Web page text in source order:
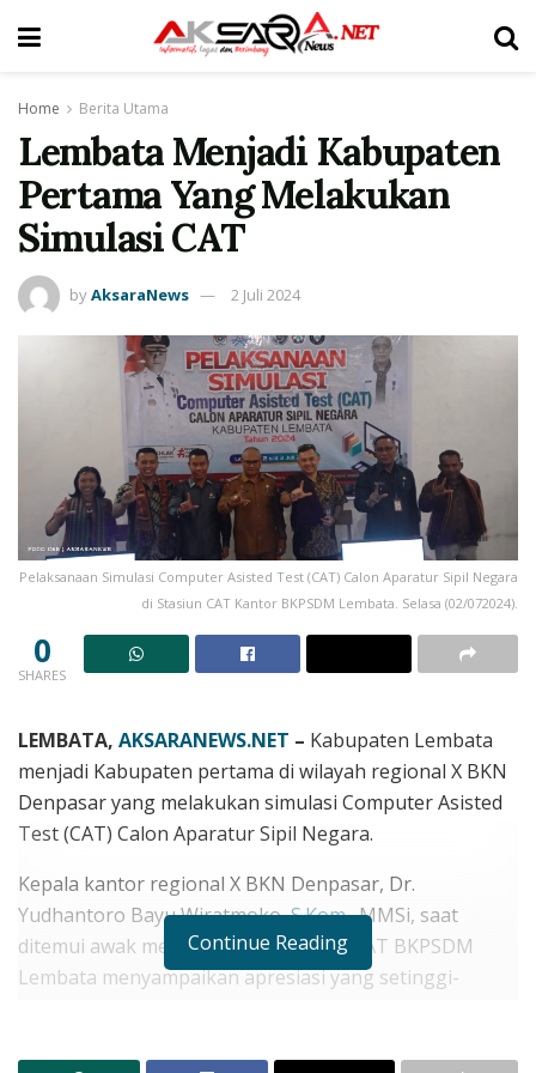
Home Berita Utama
Lembata Menjadi Kabupaten
Pertama Yang Melakukan
Simulasi CAT
byAksaraNews 2 Juli 2024
Pelaksanaan Simulasi Computer Asisted Test (CAT) Calon Aparatur Sipil Negara
di Stasiun CAT Kantor BKPSDM Lembata. Selasa (02/072024).
0
SHARES
LEMBATA, AKSARANEWS.NET – Kabupaten Lembata
menjadi Kabupaten pertama di wilayah regional X BKN
Denpasar yang melakukan simulasi Computer Asisted
Test (CAT) Calon Aparatur Sipil Negara.
Kepala kantor regional X BKN Denpasar, Dr.
Yudhantoro Bayu Wiratmoko,S.Kom., MMSi, saat
ditemui awak media di depan stasion CAT BKPSDM
Lembata menyampaikan apresiasi yang setinggi-
Continue Reading